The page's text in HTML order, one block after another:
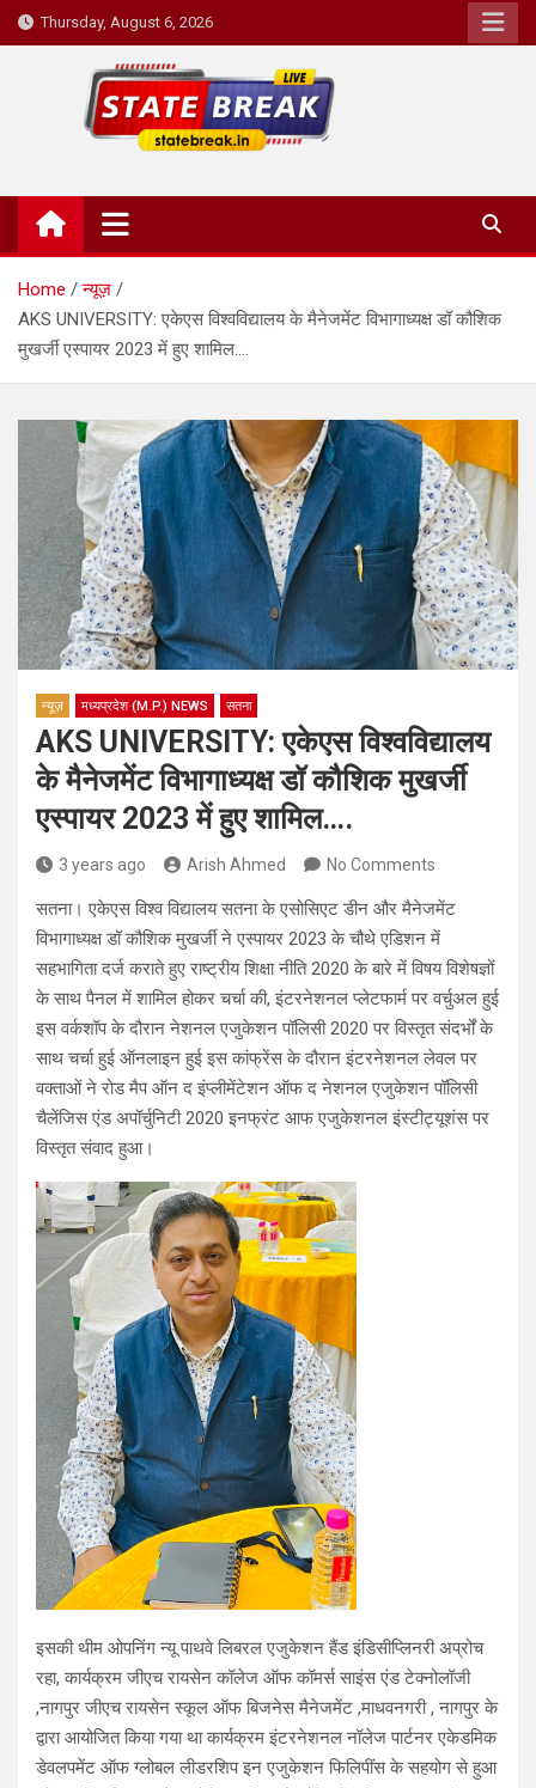
Skip
to
Thursday, August 6, 2026
State Break
Home
न्यूज़
AKS UNIVERSITY: एकेएस विश्वविद्यालय के मैनेजमेंट विभागाध्यक्ष डॉ कौशिक
मुखर्जी एस्पायर 2023 में हुए शामिल….
न्यूज़ मध्यप्रदेश (M.P.) NEWS सतना
AKS UNIVERSITY: एकेएस विश्वविद्यालय
के मैनेजमेंट विभागाध्यक्ष डॉ कौशिक मुखर्जी
एस्पायर 2023 में हुए शामिल….
3 years ago Arish Ahmed No Comments
सतना। एकेएस विश्व विद्यालय सतना के एसोसिएट डीन और मैनेजमेंट
विभागाध्यक्ष डॉ कौशिक मुखर्जी ने एस्पायर 2023 के चौथे एडिशन में
सहभागिता दर्ज कराते हुए राष्ट्रीय शिक्षा नीति 2020 के बारे में विषय विशेषज्ञों
के साथ पैनल में शामिल होकर चर्चा की, इंटरनेशनल प्लेटफार्म पर वर्चुअल हुई
इस वर्कशॉप के दौरान नेशनल एजुकेशन पॉलिसी 2020 पर विस्तृत संदर्भों के
साथ चर्चा हुई ऑनलाइन हुई इस कांफ्रेंस के दौरान इंटरनेशनल लेवल पर
वक्ताओं ने रोड मैप ऑन द इंप्लीमेंटेशन ऑफ द नेशनल एजुकेशन पॉलिसी
चैलेंजिस एंड अपॉर्चुनिटी 2020 इनफ्रंट आफ एजुकेशनल इंस्टीट्यूशंस पर
विस्तृत संवाद हुआ।
इसकी थीम ओपनिंग न्यू पाथवे लिबरल एजुकेशन हैंड इंडिसीप्लिनरी अप्रोच
रहा, कार्यक्रम जीएच रायसेन कॉलेज ऑफ कॉमर्स साइंस एंड टेक्नोलॉजी
,नागपुर जीएच रायसेन स्कूल ऑफ बिजनेस मैनेजमेंट ,माधवनगरी , नागपुर के
द्वारा आयोजित किया गया था कार्यक्रम इंटरनेशनल नॉलेज पार्टनर एकेडमिक
डेवलपमेंट ऑफ ग्लोबल लीडरशिप इन एजुकेशन फिलिपींस के सहयोग से हुआ